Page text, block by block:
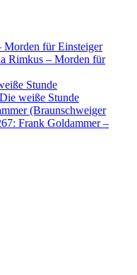
Morden für Einsteiger
Rimkus – Morden für
Stunde
weiße Stunde
(Braunschweiger
Frank Goldammer –